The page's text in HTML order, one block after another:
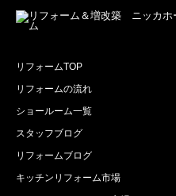
リフォームTOP
リフォームの流れ
ショールーム一覧
スタッフブログ
リフォームブログ
キッチンリフォーム市場